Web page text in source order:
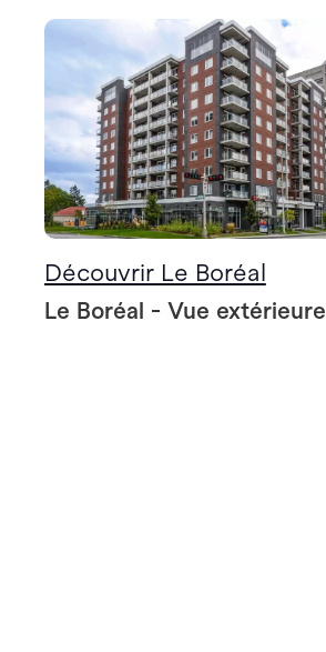
Découvrir Le Boréal
Le Boréal - Vue extérieure